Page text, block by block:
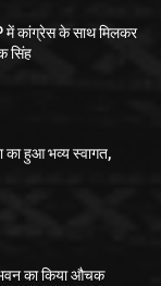
में कांग्रेस के साथ मिलकर
सिंह
का हुआ भव्य स्वागत,
का किया औचक